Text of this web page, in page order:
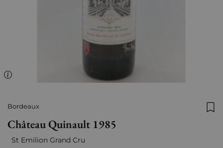
Bordeaux
Château Quinault 1985
St Emilion Grand Cru